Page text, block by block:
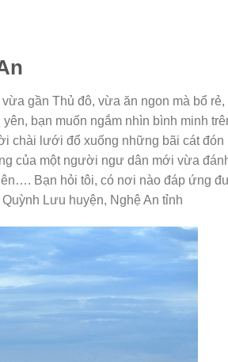
gần Thủ đô, vừa ăn ngon mà bổ rẻ,
bạn muốn ngắm nhìn bình minh
chài lưới đổ xuống những bãi cát đón
của một người ngư dân mới vừa
Bạn hỏi tôi, có nơi nào đáp ứng
Lưu huyện, Nghệ An tỉnh